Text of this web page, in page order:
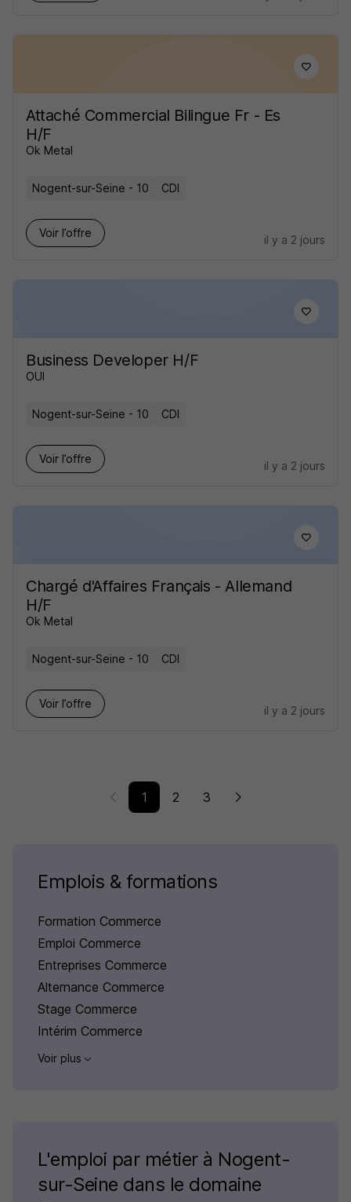
Attaché Commercial Bilingue Fr - Es
H/F
Ok Metal
Nogent-sur-Seine - 10 CDI
Voir l’offre
il y a 2 jours
Business Developer H/F
OUI
Nogent-sur-Seine - 10 CDI
Voir l’offre
il y a 2 jours
Chargé d'Affaires Français - Allemand
H/F
Ok Metal
Nogent-sur-Seine - 10 CDI
Voir l’offre
il y a 2 jours
1 2 3
Emplois & formations
Formation Commerce
Emploi Commerce
Entreprises Commerce
Alternance Commerce
Stage Commerce
Intérim Commerce
Voir plus
L'emploi par métier à Nogent-
sur-Seine dans le domaine